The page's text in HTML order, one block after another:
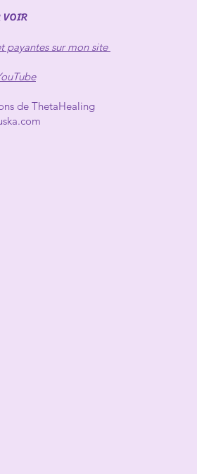
VOIR
payantes sur mon site
de ThetaHealing